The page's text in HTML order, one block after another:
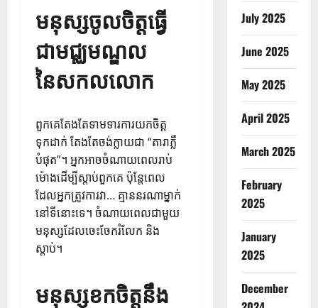
មនុស្សចូលចិត្តធ្វើ
ជាមជ្ឈមណ្ឌល
នៃសកលលោក
ពួកគេតែងតែទាមទារការយកចិត្ត
ទុកដាក់ តែងតែចង់ក្លាយជា “តារាភ្លឺ
បំផុត”។ អ្នក​អាច​ចំណាយ​ពេល​រាប់​
ម៉ោង​ដើម្បី​ស្តាប់​ពួកគេ ប៉ុន្តែ​ពេល​
ដែល​អ្នក​ត្រូវ​ការ​វា… គ្មាន​នរណា​ម្នាក់​
នៅ​ទីនោះ​ទេ។ ចំណាយពេលជាមួយ
មនុស្សដែលចេះចែករំលែក និង
ស្តាប់។
មនុស្សខកចិត្តនឹង
July 2025
June 2025
May 2025
April 2025
March 2025
February
2025
January
2025
December